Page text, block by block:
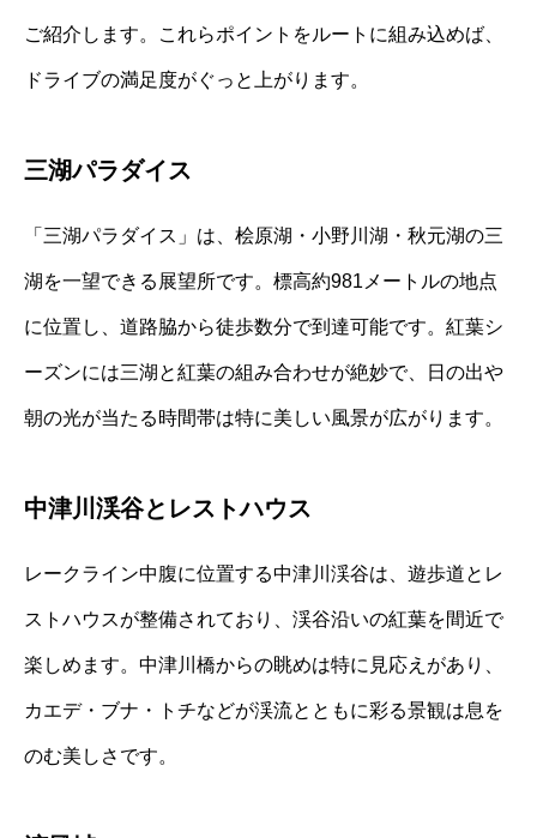
ご紹介します。これらポイントをルートに組み込めば、
ドライブの満足度がぐっと上がります。
三湖パラダイス
「三湖パラダイス」は、桧原湖・小野川湖・秋元湖の三
湖を一望できる展望所です。標高約981メートルの地点
に位置し、道路脇から徒歩数分で到達可能です。紅葉シ
ーズンには三湖と紅葉の組み合わせが絶妙で、日の出や
朝の光が当たる時間帯は特に美しい風景が広がります。
中津川渓谷とレストハウス
レークライン中腹に位置する中津川渓谷は、遊歩道とレ
ストハウスが整備されており、渓谷沿いの紅葉を間近で
楽しめます。中津川橋からの眺めは特に見応えがあり、
カエデ・ブナ・トチなどが渓流とともに彩る景観は息を
のむ美しさです。